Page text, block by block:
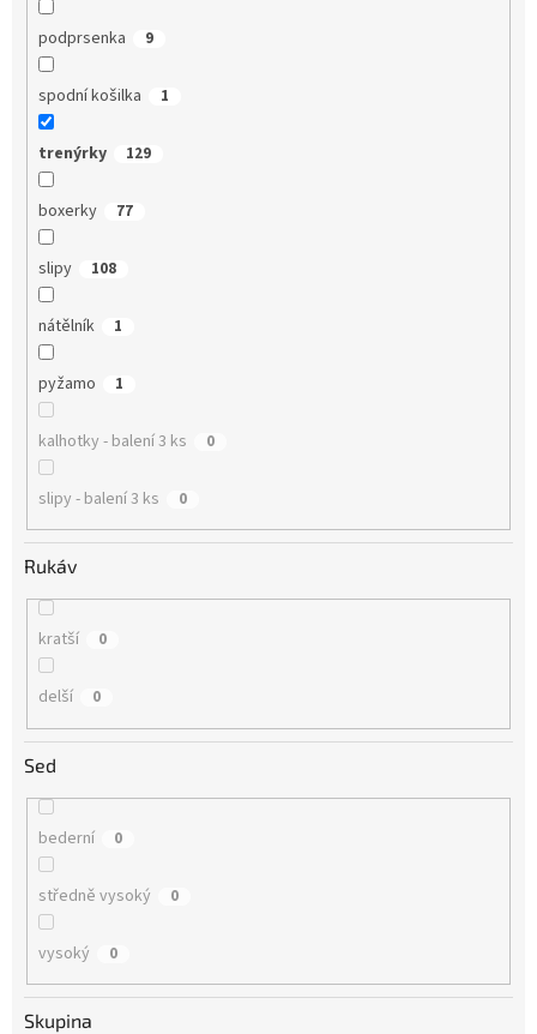
podprsenka 9
spodní košilka 1
trenýrky 129
boxerky 77
slipy 108
nátělník 1
pyžamo 1
kalhotky - balení 3 ks 0
slipy - balení 3 ks 0
Rukáv
kratší 0
delší 0
Sed
bederní 0
středně vysoký 0
vysoký 0
Skupina